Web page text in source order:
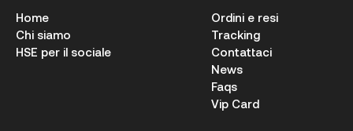
Home
Chi siamo
HSE per il sociale
Ordini e resi
Tracking
Contattaci
News
Faqs
Vip Card